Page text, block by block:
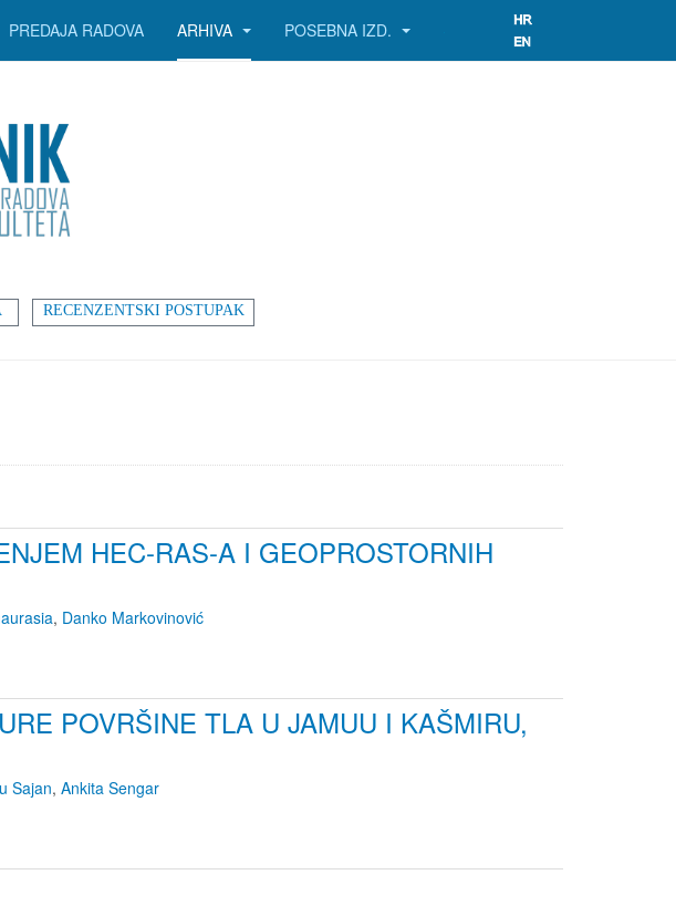
RECENZENTSKI POSTUPAK
PREDAJA RADOVA ARHIVA POSEBNA IZD.
HEC-RAS-A I GEOPROSTORNIH
, Danko Markovinović
POVRŠINE TLA U JAMUU I KAŠMIRU,
Sajan, Ankita Sengar